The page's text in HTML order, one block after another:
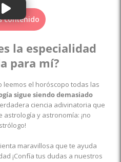
contenido
la especialidad
para mí?
leemos el horóscopo todas las
sigue siendo demasiado
ciencia adivinatoria que
y astronomía: ¡no
maravillosa que te ayuda
¡Confía tus dudas a nuestros